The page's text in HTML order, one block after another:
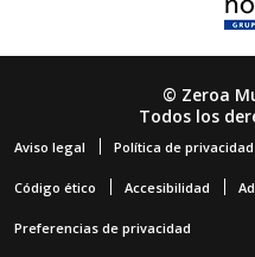
© Zeroa
Todos los
Aviso legal Política de privacidad
Código ético Accesibilidad
Preferencias de privacidad